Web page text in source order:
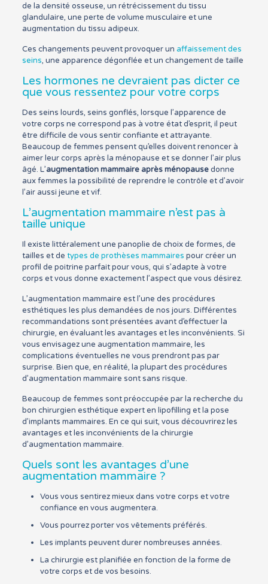
de la densité osseuse, un rétrécissement du tissu
glandulaire, une perte de volume musculaire et une
augmentation du tissu adipeux.
Ces changements peuvent provoquer un affaissement des
seins, une apparence dégonflée et un changement de taille
Les hormones ne devraient pas dicter ce
que vous ressentez pour votre corps
Des seins lourds, seins gonflés, lorsque l’apparence de
votre corps ne correspond pas à votre état d’esprit, il peut
être difficile de vous sentir confiante et attrayante.
Beaucoup de femmes pensent qu’elles doivent renoncer à
aimer leur corps après la ménopause et se donner l’air plus
âgé. L’augmentation mammaire après ménopausedonne
aux femmes la possibilité de reprendre le contrôle et d’avoir
l’air aussi jeune et vif.
L’augmentation mammaire n’est pas à
taille unique
Il existe littéralement une panoplie de choix de formes, de
tailles et de types de prothèses mammaires pour créer un
profil de poitrine parfait pour vous, qui s’adapte à votre
corps et vous donne exactement l’aspect que vous désirez.
L’augmentation mammaire est l’une des procédures
esthétiques les plus demandées de nos jours. Différentes
recommandations sont présentées avant d’effectuer la
chirurgie, en évaluant les avantages et les inconvénients. Si
vous envisagez une augmentation mammaire, les
complications éventuelles ne vous prendront pas par
surprise. Bien que, en réalité, la plupart des procédures
d’augmentation mammaire sont sans risque.
Beaucoup de femmes sont préoccupée par la recherche du
bon chirurgien esthétique expert en lipofilling et la pose
d’implants mammaires. En ce qui suit, vous découvrirez les
avantages et les inconvénients de la chirurgie
d’augmentation mammaire.
Quels sont les avantages d’une
augmentation mammaire ?
Vous vous sentirez mieux dans votre corps et votre
confiance en vous augmentera.
Vous pourrez porter vos vêtements préférés.
Les implants peuvent durer nombreuses années.
La chirurgie est planifiée en fonction de la forme de
votre corps et de vos besoins.